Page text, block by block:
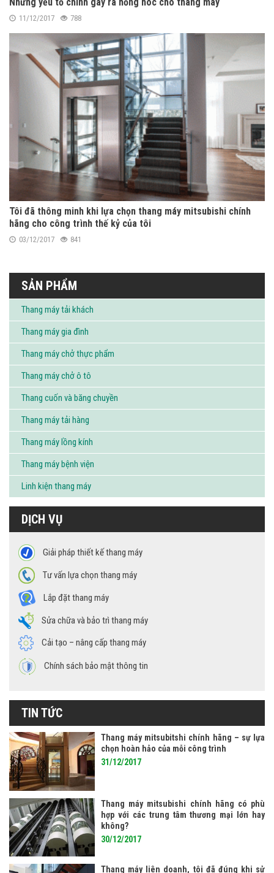
11/12/2017 788
Tôi đã thông minh khi lựa chọn thang máy mitsubishi chính
hãng cho công trình thế kỷ của tôi
03/12/2017 841
SẢN PHẨM
Thang máy tải khách
Thang máy gia đình
Thang máy chở thực phẩm
Thang máy chở ô tô
Thang cuốn và băng chuyền
Thang máy tải hàng
Thang máy lồng kính
Thang máy bệnh viện
Linh kiện thang máy
DỊCH VỤ
Giải pháp thiết kế thang máy
Tư vấn lựa chọn thang máy
Lắp đặt thang máy
Sửa chữa và bảo trì thang máy
Cải tạo – nâng cấp thang máy
Chính sách bảo mật thông tin
TIN TỨC
Thang máy mitsubitshi chính hãng – sự lựa
chọn hoàn hảo của mỗi công trình
31/12/2017
Thang máy mitsubishi chính hãng có phù
hợp với các trung tâm thương mại lớn hay
không?
30/12/2017
Thang máy liên doanh, tôi đã đúng khi sử